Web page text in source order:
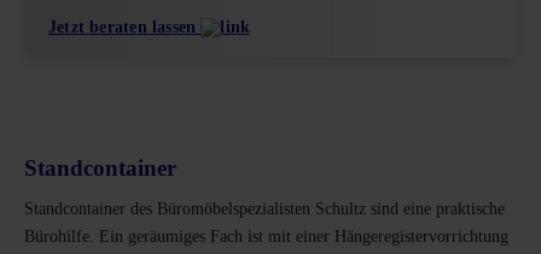
Jetzt beraten lassen
Standcontainer
Standcontainer des Büromöbelspezialisten Schultz sind eine praktische
Bürohilfe. Ein geräumiges Fach ist mit einer Hängeregistervorrichtung